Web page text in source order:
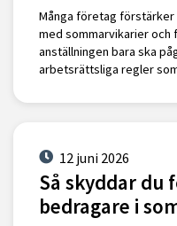
Många företag förstärker
med sommarvikarier och
anställningen bara ska
arbetsrättsliga regler
12 juni 2026
Så skyddar du
bedragare i